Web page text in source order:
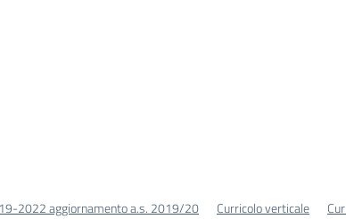
2022 aggiornamento a.s. 2019/20 Curricolo verticale